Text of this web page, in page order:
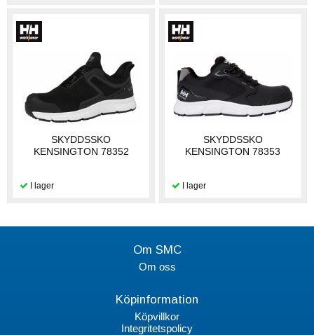
SKYDDSSKO
KENSINGTON 78352
SKYDDSSKO
KENSINGTON 78353
Om SMC
Om oss
Köpinformation
Köpvillkor
Integritetspolicy